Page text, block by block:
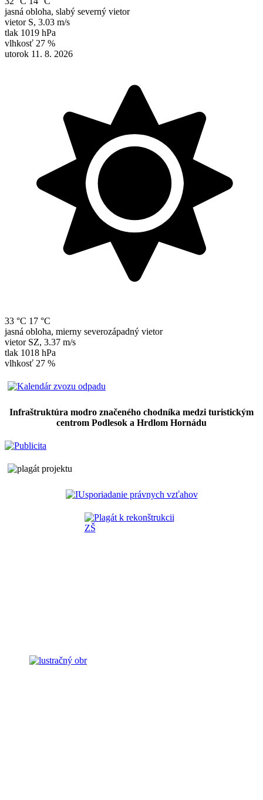
jasná obloha, slabý severný vietor
vietor S, 3.03 m/s
tlak 1019 hPa
vlhkosť 27 %
utorok 11. 8. 2026
33 °C 17 °C
jasná obloha, mierny severozápadný vietor
vietor SZ, 3.37 m/s
tlak 1018 hPa
vlhkosť 27 %
Infraštruktúra modro značeného chodníka medzi turistickým
centrom Podlesok a Hrdlom Hornádu